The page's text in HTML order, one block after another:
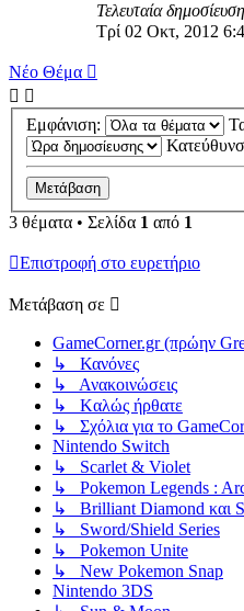
Τελευταία δημοσίευση
Τρί 02 Οκτ, 2012
Νέο Θέμα
Εμφάνιση:
3 θέματα • Σελίδα 1 από 1
Επιστροφή στο ευρετήριο
Μετάβαση σε
GameCorner.gr (πρώην
↳ Κανόνες
↳ Ανακοινώσεις
↳ Kαλώς ήρθατε
↳ Σχόλια για το
Nintendo Switch
↳ Scarlet & Violet
↳ Pokemon Legends :
↳ Brilliant Diamond και
↳ Sword/Shield Series
↳ Pokemon Unite
↳ New Pokemon Snap
Nintendo 3DS